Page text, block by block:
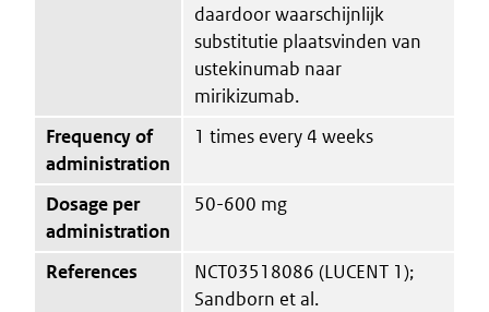
daardoor waarschijnlijk
substitutie plaatsvinden van
ustekinumab naar
mirikizumab.
Frequency of
administration
1 times every 4 weeks
Dosage per
administration
50-600 mg
References
NCT03518086 (LUCENT 1);
Sandborn et al.